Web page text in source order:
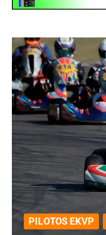
PILOTOS EKVP